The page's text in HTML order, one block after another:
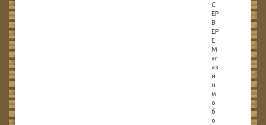
С
ЕР
В
ЕР
Е
М
аг
аз
и
н
м
о
б
о